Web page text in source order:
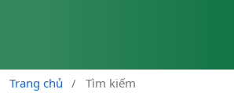
Trang chủ / Tìm kiếm